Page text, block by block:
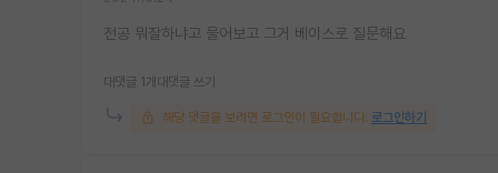
전공 뭐잘하냐고 물어보고 그거 베이스로 질문해요
대댓글 1개 대댓글 쓰기
해당 댓글을 보려면 로그인이 필요합니다. 로그인하기